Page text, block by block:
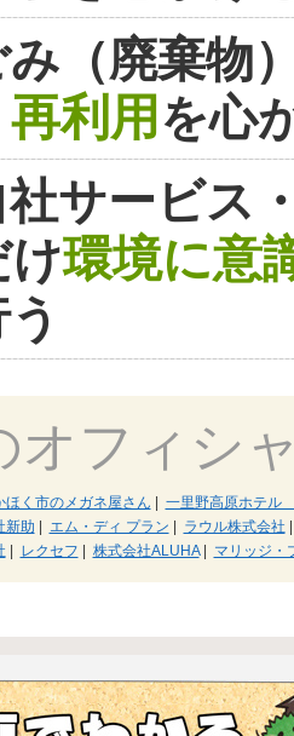
み（廃棄物
再利用を心
社サービス
け環境に意
オフィシ
ほく市のメガネ屋さん
一里野高原ホテル
新助 エム・ディ プラン ラウル株式会社
レクセフ 株式会社ALUHA| マリッジ・